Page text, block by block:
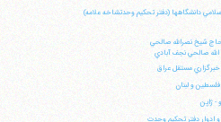
دانشگاهها (دفتر تحكيم وحدتشاخه علامه)
شيخ نصرالله صالحي
صالحي نجف آبادي
مستقل عراق
و لبنان
- ژاپن
ادوار دفتر تحكيم وحدت